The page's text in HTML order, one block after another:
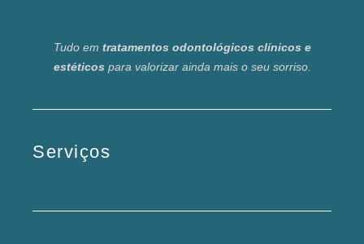
Tudo em tratamentos odontológicos clínicos e
estéticos para valorizar ainda mais o seu sorriso.
Serviços